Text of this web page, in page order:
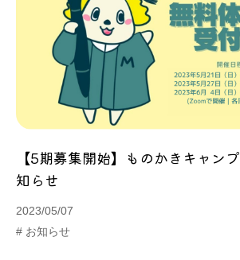
【5期募集開始】ものかきキャン
知らせ
2023/05/07
# お知らせ